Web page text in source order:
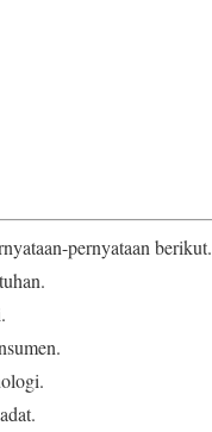
pernyataan berikut.